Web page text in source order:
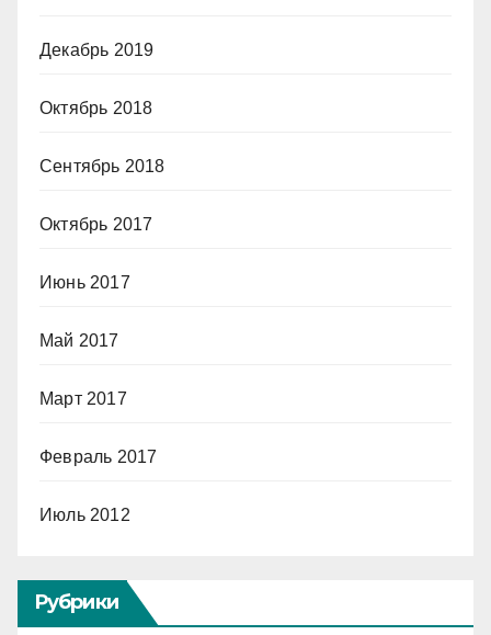
Декабрь 2019
Октябрь 2018
Сентябрь 2018
Октябрь 2017
Июнь 2017
Май 2017
Март 2017
Февраль 2017
Июль 2012
Рубрики